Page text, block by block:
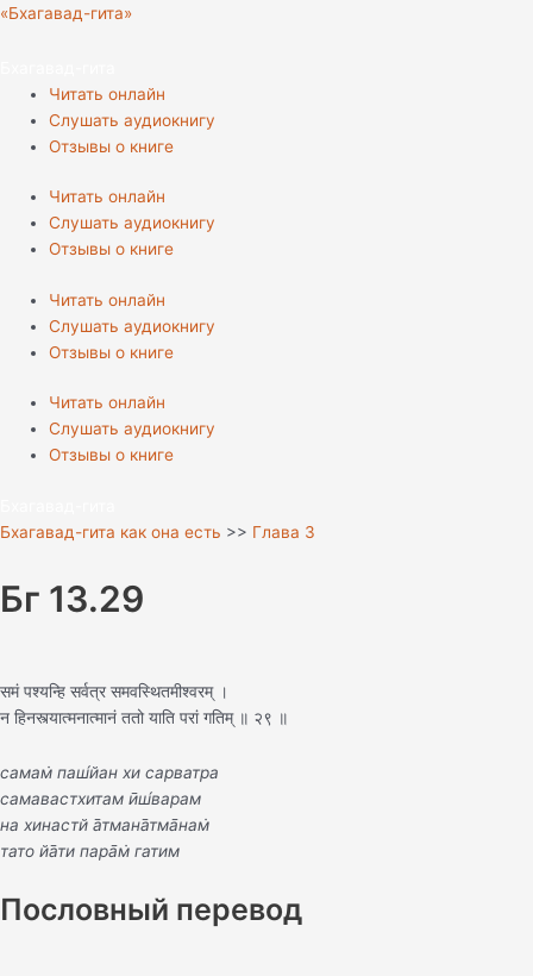
Перейти
«Бхагавад-гита»
Читать онлайн
Слушать аудиокнигу
Отзывы о книге
Читать онлайн
Слушать аудиокнигу
Отзывы о книге
Читать онлайн
Слушать аудиокнигу
Отзывы о книге
Читать онлайн
Слушать аудиокнигу
Отзывы о книге
Бхагавад-гита как она есть >> Глава 3
Бг 13.29
समं पश्यन्हि सर्वत्र समवस्थितमीश्वरम् ।
न हिनस्त्यात्मनात्मानं ततो याति परां गतिम् ॥ २९ ॥
самам̇ паш́йан хи сарватра
самавастхитам ӣш́варам
на хинастй а̄тмана̄тма̄нам̇
тато йа̄ти пара̄м̇ гатим
Пословный перевод